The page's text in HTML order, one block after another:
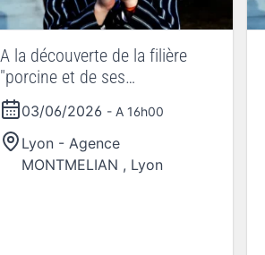
A la découverte de la filière
"porcine et de ses
opportunités d'emploi" **
JOURNEES NATIONALES DE
L'AGRICULTURE
03/06/2026 - A 16h00
Lyon - Agence
MONTMELIAN , Lyon